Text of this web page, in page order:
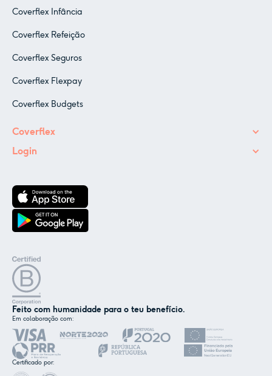
Coverflex Infância
Coverflex Refeição
Coverflex Seguros
Coverflex Flexpay
Coverflex Budgets
Coverflex
Login
Feito com humanidade para o teu benefício.
Em colaboração com:
Certificado por:
Nós e os nossos parceiros usamos cookies ou
tecnologias semelhantes, conforme
mencionado na